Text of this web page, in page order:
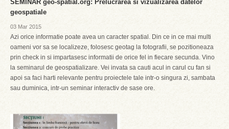
SEMINAR geo-spatial.org: Prelucrarea si vizualizarea datelor
geospatiale
03 Mar 2015
Azi orice informatie poate avea un caracter spatial. Din ce in ce mai multi
oameni vor sa se localizeze, folosesc geotag la fotografii, se pozitioneaza
prin check in si impartasesc informatii de orice fel in fiecare secunda. Vino
la seminarul de geospatializare. Vei invata sa cauti acul in carul cu fan si
apoi sa faci harti relevante pentru proiectele tale intr-o singura zi, sambata
sau duminica, intr-un seminar interactiv de sase ore.